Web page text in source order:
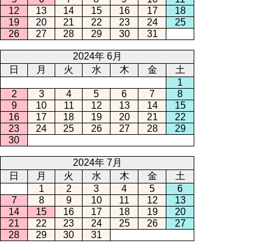
12
13 14 15 16 17
18
19
20 21 22 23 24
25
26
27 28 29 30 31
2024年 6月
日
月 火 水 木 金
土
1
2
3 4 5 6 7
8
9
10 11 12 13 14
15
16
17 18 19 20 21
22
23
24 25 26 27 28
29
30
2024年 7月
日
月 火 水 木 金
土
1
2 3 4 5
6
7
8 9 10 11 12
13
14
15 16 17 18 19
20
21
22 23 24 25 26
27
28
29 30 31